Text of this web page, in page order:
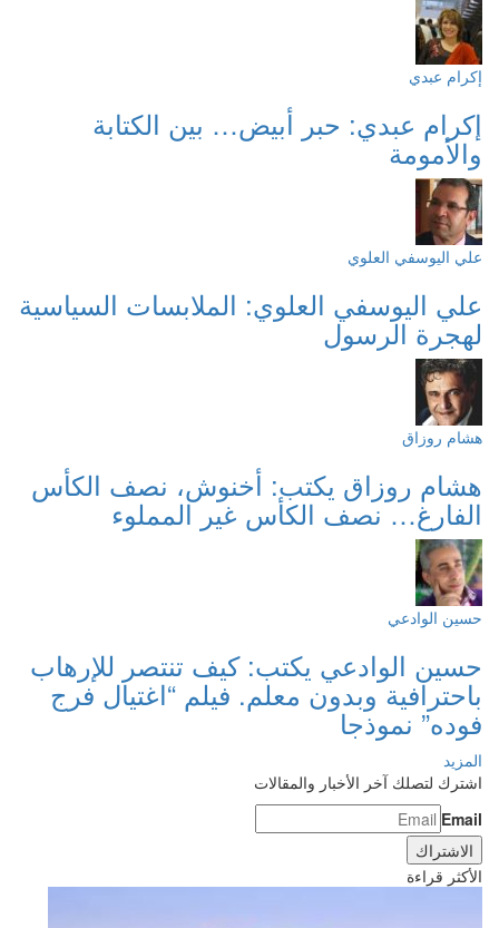
إكرام عبدي
إكرام عبدي: حبر أبيض… بين الكتابة
والأمومة
علي اليوسفي العلوي
علي اليوسفي العلوي: الملابسات السياسية
لهجرة الرسول
هشام روزاق
هشام روزاق يكتب: أخنوش، نصف الكأس
الفارغ… نصف الكأس غير المملوء
حسين الوادعي
حسين الوادعي يكتب: كيف تنتصر للإرهاب
باحترافية وبدون معلم. فيلم “اغتيال فرج
فوده” نموذجا
المزيد
اشترك لتصلك آخر الأخبار والمقالات
Email
الأكثر قراءة